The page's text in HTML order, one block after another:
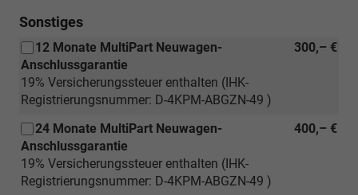
Sonstiges
300,– €
12 Monate MultiPart Neuwagen-
Anschlussgarantie
19% Versicherungssteuer enthalten (IHK-
Registrierungsnummer: D-4KPM-ABGZN-49 )
400,– €
24 Monate MultiPart Neuwagen-
Anschlussgarantie
19% Versicherungssteuer enthalten (IHK-
Registrierungsnummer: D-4KPM-ABGZN-49 )